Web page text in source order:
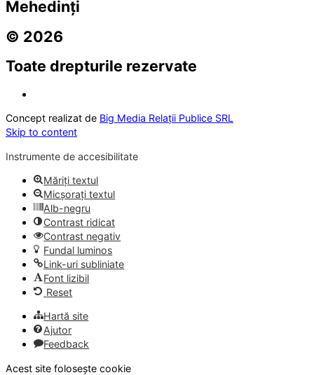
Mehedinți
© 2026
Toate drepturile rezervate
Concept realizat de Big Media Relații Publice SRL
Skip to content
Instrumente de accesibilitate
Măriți textul
Micșorați textul
Alb-negru
Contrast ridicat
Contrast negativ
Fundal luminos
Link-uri subliniate
Font lizibil
Reset
Hartă site
Ajutor
Feedback
Acest site folosește cookie